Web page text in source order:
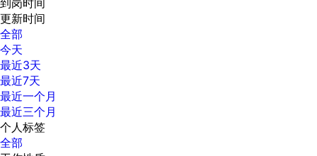
到岗时间
更新时间
全部
今天
最近3天
最近7天
最近一个月
最近三个月
个人标签
全部